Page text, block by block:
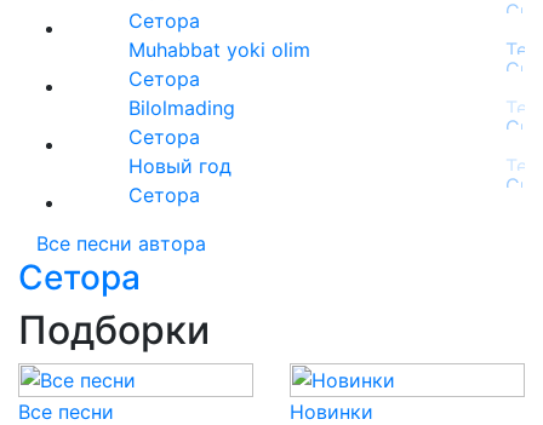
Сетора
Muhabbat yoki olim
Сетора
Bilolmading
Сетора
Новый год
Сетора
Все песни автора
Сетора
Подборки
Все песни Новинки